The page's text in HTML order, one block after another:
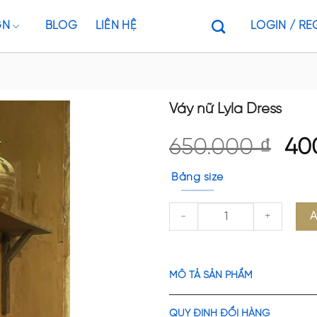
BLOG LIÊN HỆ LOGIN /
Váy nữ Lyla Dress
650.000₫
Bảng size
Váy nữ Lyla Dress quantity
MÔ TẢ SẢN PHẨM
QUY ĐỊNH ĐỔI HÀNG